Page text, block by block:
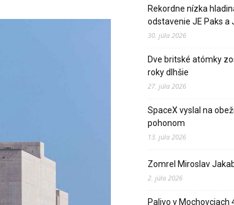
Rekordne nízka
odstavenie JE Paks a
30. júla 2026
Dve britské atómky
roky dlhšie
27. júla 2026
SpaceX vyslal na
pohonom
13. júla 2026
Zomrel Miroslav
2. júla 2026
Palivo v Mochovciach